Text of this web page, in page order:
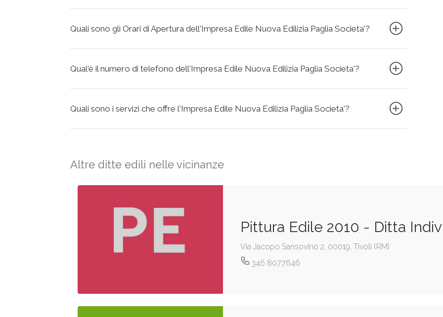
Quali sono gli Orari di Apertura dell'Impresa Edile Nuova Edilizia Paglia Societa'?
Qual'è il numero di telefono dell'Impresa Edile Nuova Edilizia Paglia Societa'?
Quali sono i servizi che offre l'Impresa Edile Nuova Edilizia Paglia Societa'?
Altre ditte edili nelle vicinanze
Pittura Edile 2010 - Ditta
Via Jacopo Sansovino 2, 00019, Tivoli (RM)
346 8077646